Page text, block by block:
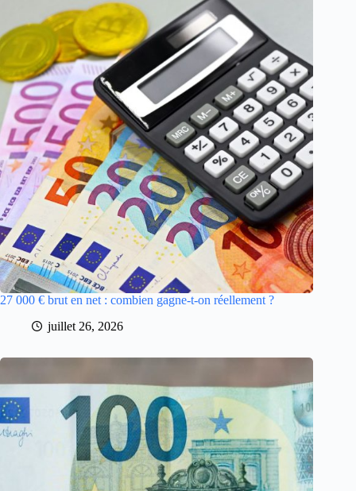
27 000 € brut en net : combien gagne-t-on réellement ?
juillet 26, 2026